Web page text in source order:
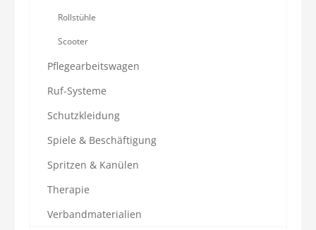
Rollstühle
Scooter
Pflegearbeitswagen
Ruf-Systeme
Schutzkleidung
Spiele & Beschäftigung
Spritzen & Kanülen
Therapie
Verbandmaterialien